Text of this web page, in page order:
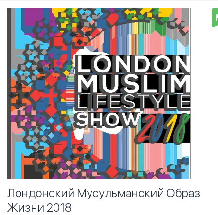
Лондонский Мусульманский Образ
Жизни 2018